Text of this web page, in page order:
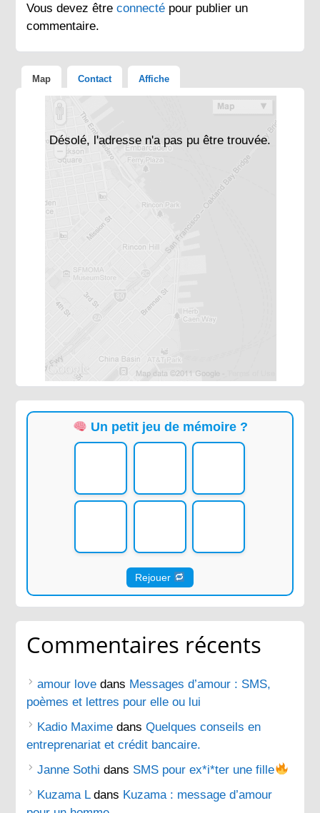
Vous devez êtreconnecté pour publier un
commentaire.
Map Contact Affiche
Désolé, l'adresse n'a pas pu être trouvée.
Un petit jeu de mémoire ?
Rejouer
Commentaires récents
amour love dans Messages d’amour : SMS,
poèmes et lettres pour elle ou lui
Kadio Maxime dansQuelques conseils en
entreprenariat et crédit bancaire.
Janne Sothi dans SMS pour ex*i*ter une fille
Kuzama Ldans Kuzama : message d’amour